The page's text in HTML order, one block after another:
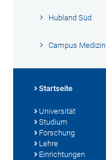
Hubland Süd
Campus Medizin
Startseite
Universität
Studium
Forschung
Lehre
Einrichtungen